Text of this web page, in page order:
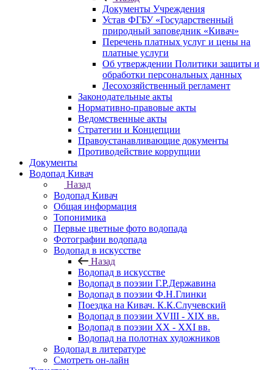
Документы Учреждения
Устав ФГБУ «Государственный
природный заповедник «Кивач»
Перечень платных услуг и цены на
платные услуги
Об утверждении Политики защиты и
обработки персональных данных
Лесохозяйственный регламент
Законодательные акты
Нормативно-правовые акты
Ведомственные акты
Стратегии и Концепции
Правоустанавливающие документы
Противодействие коррупции
Документы
Водопад Кивач
Назад
Водопад Кивач
Общая информация
Топонимика
Первые цветные фото водопада
Фотографии водопада
Водопад в искусстве
Назад
Водопад в искусстве
Водопад в поэзии Г.Р.Державина
Водопад в поэзии Ф.Н.Глинки
Поездка на Кивач. К.К.Случевский
Водопад в поэзии XVIII - XIX вв.
Водопад в поэзии XX - XXI вв.
Водопад на полотнах художников
Водопад в литературе
Смотреть он-лайн